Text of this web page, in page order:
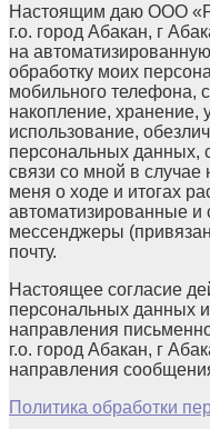
Настоящим даю ООО
г.о. город Абакан, г
на
обработку моих
мобильного телефона,
накопление, хранение,
использование,
персональных данных,
связи со мной в
меня о ходе и итогах
автоматизированные и
мессенджеры
почту.
Настоящее согласие
персональных данных
направления
г.о. город Абакан, г
направления
Политика обработки